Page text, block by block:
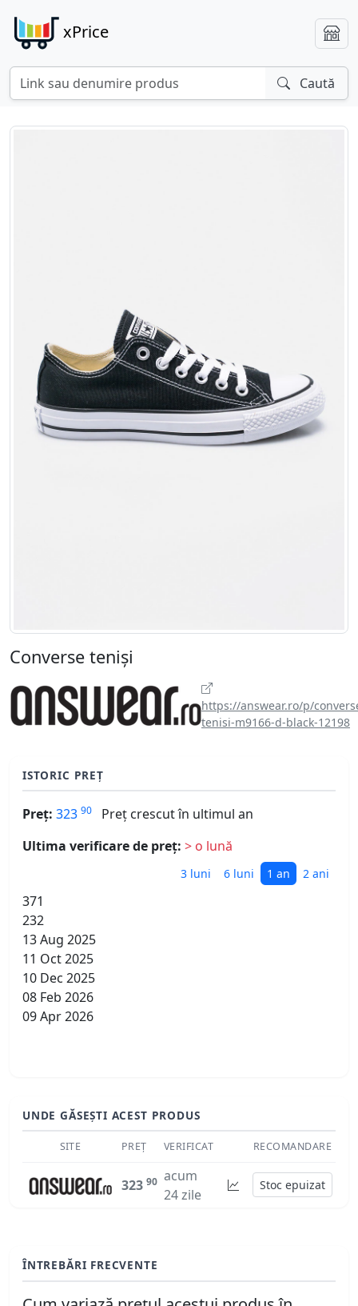
xPrice
Caută
Converse teniși
https://answear.ro/p/
tenisi-m9166-d-black-12198
ISTORIC PREȚ
Preț: 323 90
Preț crescut în ultimul an
Ultima verificare de preț: > o lună
3 luni 6 luni 1 an 2 ani
371
232
13 Aug 2025
11 Oct 2025
10 Dec 2025
08 Feb 2026
09 Apr 2026
UNDE GĂSEȘTI ACEST PRODUS
SITE PREȚ VERIFICAT RECOMANDARE
323 90 acum
24 zile
Stoc epuizat
ÎNTREBĂRI FRECVENTE